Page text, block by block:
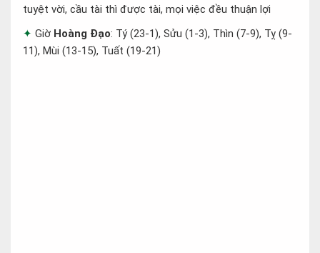
tuyệt vời, cầu tài thì được tài, mọi việc đều thuận lợi
Giờ Hoàng Đạo: Tý (23-1), Sửu (1-3), Thìn (7-9), Tỵ (9-
11), Mùi (13-15), Tuất (19-21)